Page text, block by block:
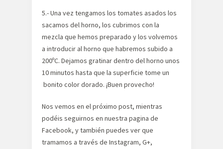
5.- Una vez tengamos los tomates asados los
sacamos del horno, los cubrimos con la
mezcla que hemos preparado y los volvemos
a introducir al horno que habremos subido a
200ºC. Dejamos gratinar dentro del horno unos
10 minutos hasta que la superficie tome un
bonito color dorado. ¡Buen provecho!
Nos vemos en el próximo post, mientras
podéis seguirnos en nuestra pagina de
Facebook, y también puedes ver que
tramamos a través de Instagram, G+,